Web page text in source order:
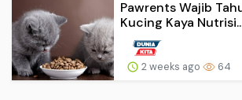
Pawrents Wajib
Kucing Kaya
2 weeks ago 64